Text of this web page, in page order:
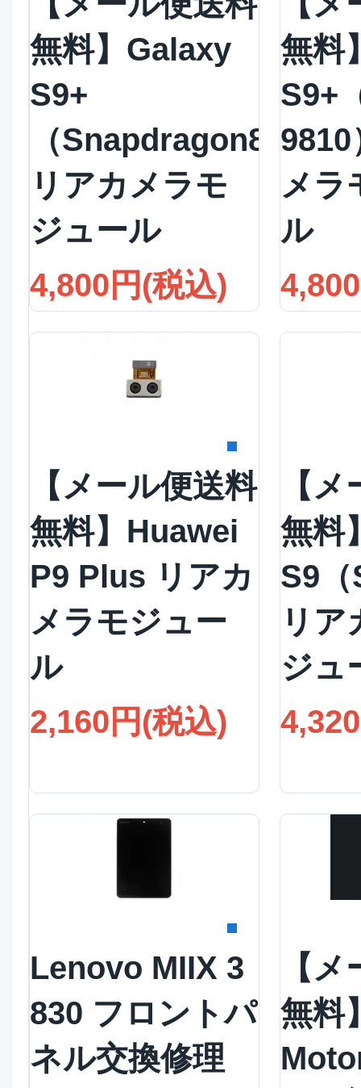
無料】Galaxy
S9+
（Snapdragon845）
リアカメラモ
ジュール
4,800円(税込)
無料
S9+
メラ
ル
【メール便送料
無料】Huawei
P9 Plus リアカ
メラモジュー
ル
2,160円(税込)
【
無料
S9
リア
ジュ
Lenovo MIIX 3
830 フロントパ
ネル交換修理
【
無料